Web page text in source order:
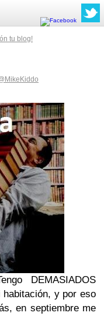
tu blog!
ngo DEMASIADOS
y por eso
en septiembre me